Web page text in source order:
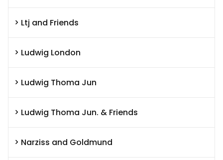
Ltj and Friends
Ludwig London
Ludwig Thoma Jun
Ludwig Thoma Jun. & Friends
Narziss and Goldmund